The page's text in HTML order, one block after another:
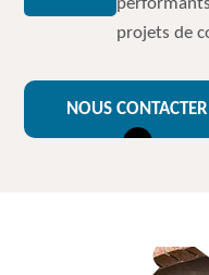
projets de
NOUS CONTACTER